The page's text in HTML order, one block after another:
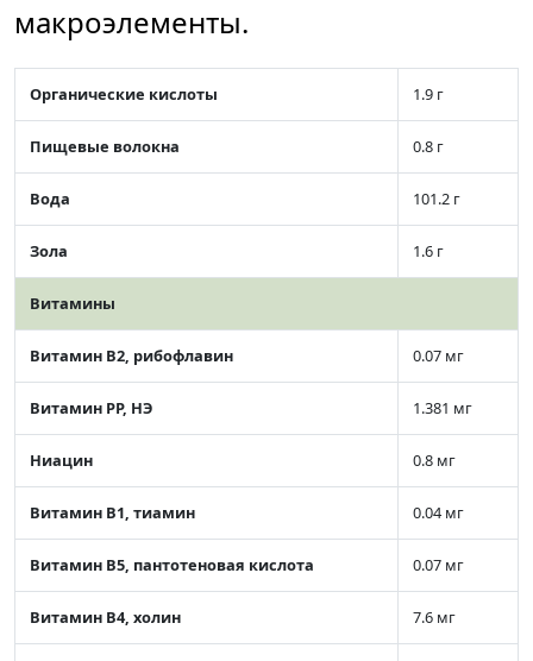
макроэлементы.
Органические кислоты 1.9 г
Пищевые волокна 0.8 г
Вода 101.2 г
Зола 1.6 г
Витамины
Витамин В2, рибофлавин 0.07 мг
Витамин РР, НЭ 1.381 мг
Ниацин 0.8 мг
Витамин В1, тиамин 0.04 мг
Витамин В5, пантотеновая кислота 0.07 мг
Витамин В4, холин 7.6 мг